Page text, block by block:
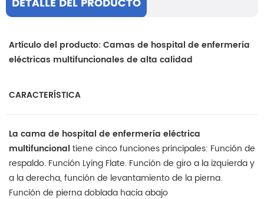
Artículo del producto: Camas de hospital de enfermería
eléctricas multifuncionales de alta calidad
CARACTERÍSTICA
La cama de hospital de enfermería eléctrica
multifuncional tiene cinco funciones principales: Función de
respaldo. Función Lying Flate. Función de giro a la izquierda y
a la derecha, función de levantamiento de la pierna.
Función de pierna doblada hacia abajo